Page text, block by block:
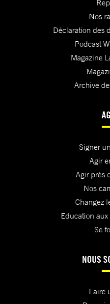
Nos
Déclaration des
Podcast
Magazine
Archive
Signer
Agir
Agir près
Nos
Changez
Education
Se
NOUS
Faire